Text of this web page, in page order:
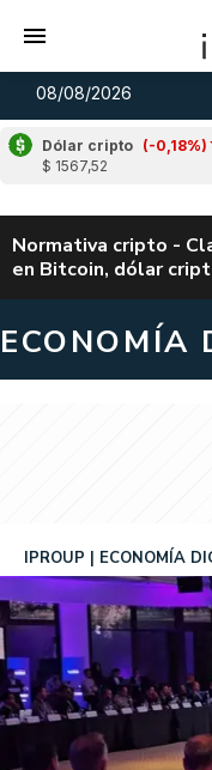
08/08/2026
Dólar cripto (-0,18%)
$ 1567,52
Cardano (-
u$s 0,20
Normativa cripto -
en Bitcoin, dólar
ECONOMÍA
IPROUP ECONOMÍA